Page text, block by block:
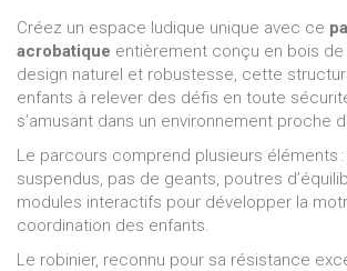
Créez un espace ludique unique avec ce
acrobatique entièrement conçu en bois de
design naturel et robustesse, cette
enfants à relever des défis en toute
s’amusant dans un environnement proche
Le parcours comprend plusieurs éléments
suspendus, pas de geants, poutres
modules interactifs pour développer la
coordination des enfants.
Le robinier, reconnu pour sa résistance